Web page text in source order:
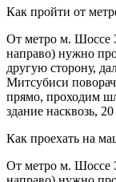
Как пройти от
От метро м. Шоссе
направо) нужно
другую сторону,
Митсубиси
прямо, проходим
здание насквозь,
Как проехать на
От метро м. Шоссе